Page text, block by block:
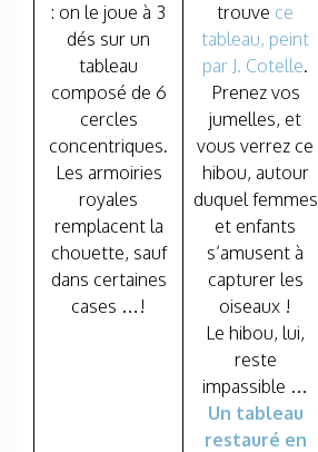
: on le joue à 3
dés sur un
tableau
composé de 6
cercles
concentriques.
Les armoiries
royales
remplacent la
chouette, sauf
dans certaines
cases …!
trouve ce
tableau, peint
par J. Cotelle.
Prenez vos
jumelles, et
vous verrez ce
hibou, autour
duquel femmes
et enfants
s’amusent à
capturer les
oiseaux !
Le hibou, lui,
reste
impassible …
Un tableau
restauré en